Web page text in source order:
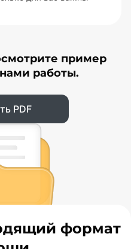
пример
работы.
PDF
формат